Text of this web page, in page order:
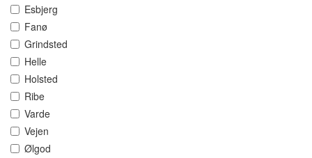
Esbjerg
Fanø
Grindsted
Helle
Holsted
Ribe
Varde
Vejen
Ølgod